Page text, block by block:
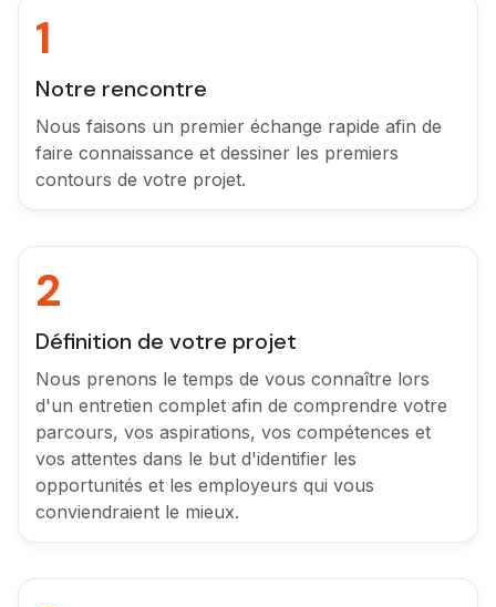
1
Notre rencontre
Nous faisons un premier échange rapide afin de
faire connaissance et dessiner les premiers
contours de votre projet.
2
Définition de votre projet
Nous prenons le temps de vous connaître lors
d'un entretien complet afin de comprendre votre
parcours, vos aspirations, vos compétences et
vos attentes dans le but d'identifier les
opportunités et les employeurs qui vous
conviendraient le mieux.